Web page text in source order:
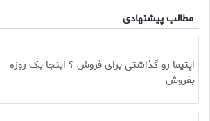
مطالب پیشنهادی
اپتیما رو گذاشتی برای فروش ؟ اینجا یک روزه
بفروش